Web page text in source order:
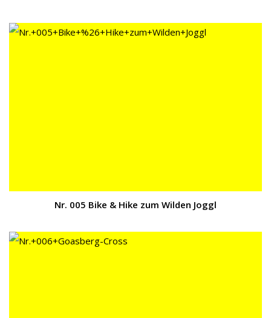
Nr. 005 Bike & Hike zum Wilden Joggl